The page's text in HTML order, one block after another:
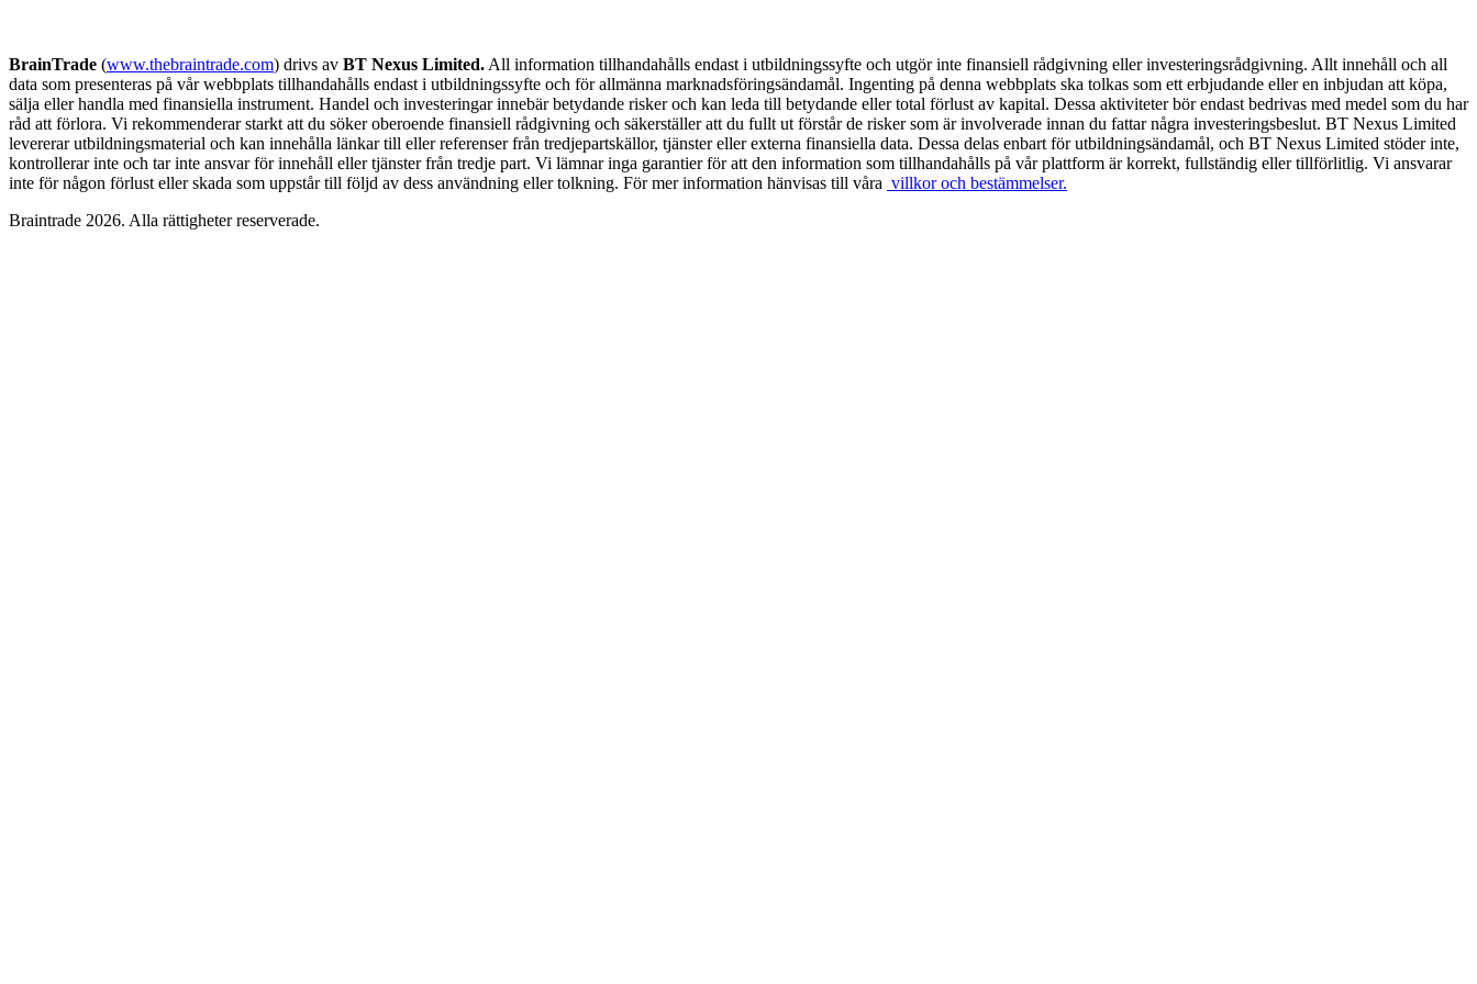
BrainTrade (www.thebraintrade.com) drivs av BT Nexus Limited. All information tillhandahålls endast i utbildningssyfte och utgör inte finansiell rådgivning eller investeringsrådgivning. Allt innehåll och all
data som presenteras på vår webbplats tillhandahålls endast i utbildningssyfte och för allmänna marknadsföringsändamål. Ingenting på denna webbplats ska tolkas som ett erbjudande eller en inbjudan att köpa,
sälja eller handla med finansiella instrument. Handel och investeringar innebär betydande risker och kan leda till betydande eller total förlust av kapital. Dessa aktiviteter bör endast bedrivas med medel som du har
råd att förlora. Vi rekommenderar starkt att du söker oberoende finansiell rådgivning och säkerställer att du fullt ut förstår de risker som är involverade innan du fattar några investeringsbeslut. BT Nexus Limited
levererar utbildningsmaterial och kan innehålla länkar till eller referenser från tredjepartskällor, tjänster eller externa finansiella data. Dessa delas enbart för utbildningsändamål, och BT Nexus Limited stöder inte,
kontrollerar inte och tar inte ansvar för innehåll eller tjänster från tredje part. Vi lämnar inga garantier för att den information som tillhandahålls på vår plattform är korrekt, fullständig eller tillförlitlig. Vi ansvarar
inte för någon förlust eller skada som uppstår till följd av dess användning eller tolkning. För mer information hänvisas till våra villkor och bestämmelser.
Braintrade 2026. Alla rättigheter reserverade.